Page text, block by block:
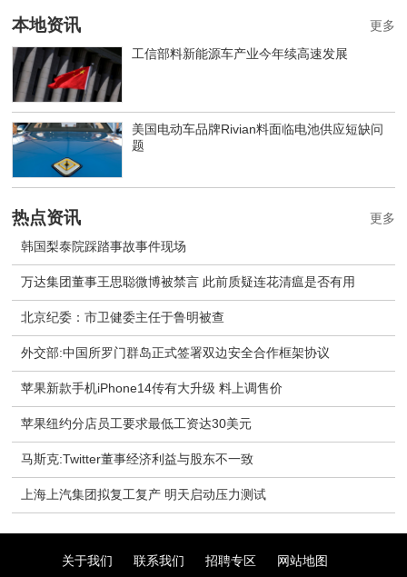
本地资讯
工信部料新能源车产业今年续高速发展
美国电动车品牌Rivian料面临电池供应短缺问
题
更多
热点资讯
韩国梨泰院踩踏事故事件现场
万达集团董事王思聪微博被禁言 此前质疑连花清瘟是否有用
北京纪委：市卫健委主任于鲁明被查
外交部:中国所罗门群岛正式签署双边安全合作框架协议
苹果新款手机iPhone14传有大升级 料上调售价
苹果纽约分店员工要求最低工资达30美元
马斯克:Twitter董事经济利益与股东不一致
上海上汽集团拟复工复产 明天启动压力测试
更多
关于我们 联系我们 招聘专区 网站地图